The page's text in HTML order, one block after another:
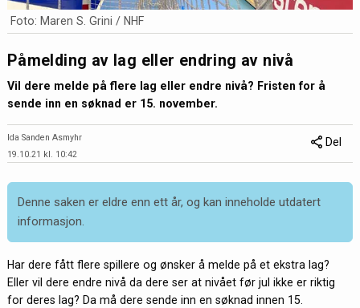
Foto: Maren S. Grini / NHF
Påmelding av lag eller endring av nivå
Vil dere melde på flere lag eller endre nivå? Fristen for å
sende inn en søknad er 15. november.
Ida Sanden Asmyhr
19.10.21 kl. 10:42
Del
Denne saken er eldre enn ett år, og kan inneholde utdatert
informasjon.
Har dere fått flere spillere og ønsker å melde på et ekstra lag?
Eller vil dere endre nivå da dere ser at nivået før jul ikke er riktig
for deres lag? Da må dere sende inn en søknad innen 15.